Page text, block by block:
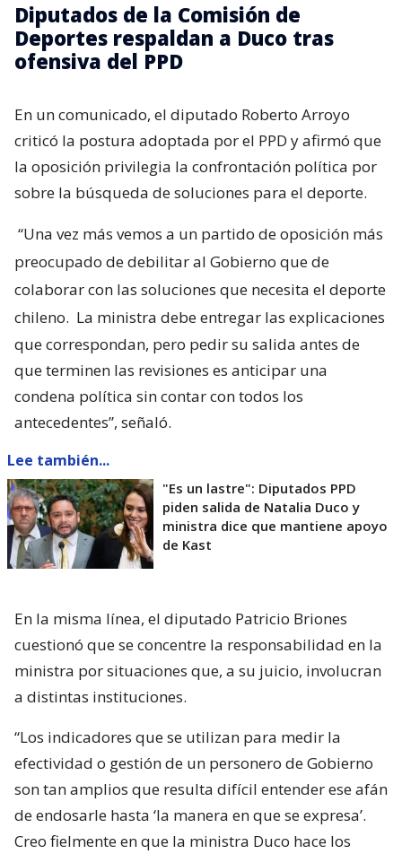
Diputados de la Comisión de
Deportes respaldan a Duco tras
ofensiva del PPD
En un comunicado, el diputado Roberto Arroyo
criticó la postura adoptada por el PPD y afirmó que
la oposición privilegia la confrontación política por
sobre la búsqueda de soluciones para el deporte.
“Una vez más vemos a un partido de oposición más
preocupado de debilitar al Gobierno que de
colaborar con las soluciones que necesita el deporte
chileno. La ministra debe entregar las explicaciones
que correspondan, pero pedir su salida antes de
que terminen las revisiones es anticipar una
condena política sin contar con todos los
antecedentes”, señaló.
Lee también...
"Es un lastre": Diputados PPD
piden salida de Natalia Duco y
ministra dice que mantiene apoyo
de Kast
En la misma línea, el diputado Patricio Briones
cuestionó que se concentre la responsabilidad en la
ministra por situaciones que, a su juicio, involucran
a distintas instituciones.
“Los indicadores que se utilizan para medir la
efectividad o gestión de un personero de Gobierno
son tan amplios que resulta difícil entender ese afán
de endosarle hasta ‘la manera en que se expresa’.
Creo fielmente en que la ministra Duco hace los